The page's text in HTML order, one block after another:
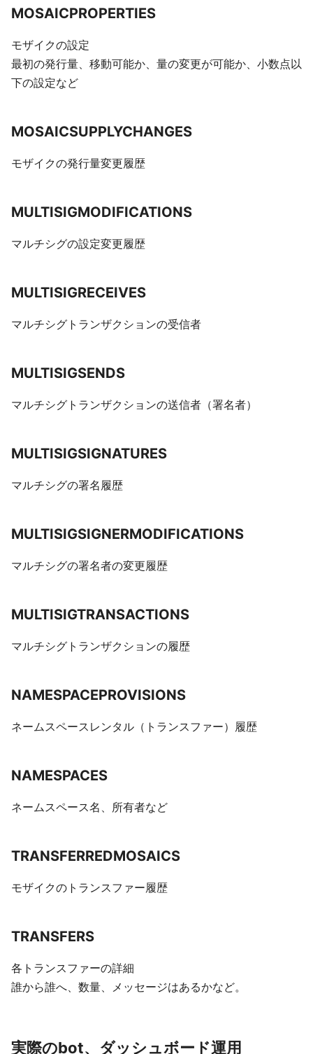
MOSAICPROPERTIES
モザイクの設定
最初の発行量、移動可能か、量の変更が可能か、小数点以
下の設定など
MOSAICSUPPLYCHANGES
モザイクの発行量変更履歴
MULTISIGMODIFICATIONS
マルチシグの設定変更履歴
MULTISIGRECEIVES
マルチシグトランザクションの受信者
MULTISIGSENDS
マルチシグトランザクションの送信者（署名者）
MULTISIGSIGNATURES
マルチシグの署名履歴
MULTISIGSIGNERMODIFICATIONS
マルチシグの署名者の変更履歴
MULTISIGTRANSACTIONS
マルチシグトランザクションの履歴
NAMESPACEPROVISIONS
ネームスペースレンタル（トランスファー）履歴
NAMESPACES
ネームスペース名、所有者など
TRANSFERREDMOSAICS
モザイクのトランスファー履歴
TRANSFERS
各トランスファーの詳細
誰から誰へ、数量、メッセージはあるかなど。
実際のbot、ダッシュボード運用